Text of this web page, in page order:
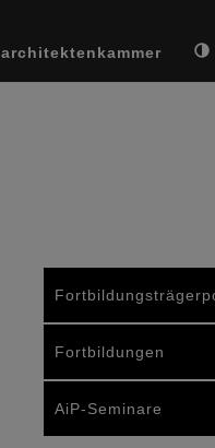
architektenkammer
Fortbildungen
AiP-Seminare